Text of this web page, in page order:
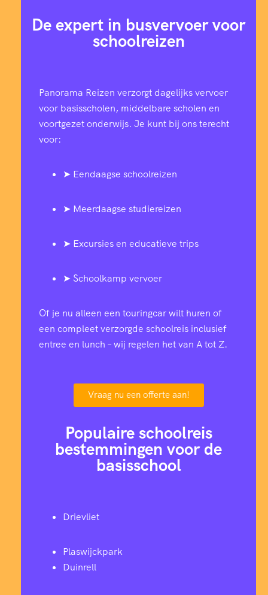
De expert in busvervoer voor
schoolreizen
Panorama Reizen verzorgt dagelijks vervoer
voor basisscholen, middelbare scholen en
voortgezet onderwijs. Je kunt bij ons terecht
voor:
➤ Eendaagse schoolreizen
➤ Meerdaagse studiereizen
➤ Excursies en educatieve trips
➤ Schoolkamp vervoer
Of je nu alleen een touringcar wilt huren of
een compleet verzorgde schoolreis inclusief
entree en lunch – wij regelen het van A tot Z.
Vraag nu een offerte aan!
Populaire schoolreis
bestemmingen voor de
basisschool
Drievliet
Plaswijckpark
Duinrell